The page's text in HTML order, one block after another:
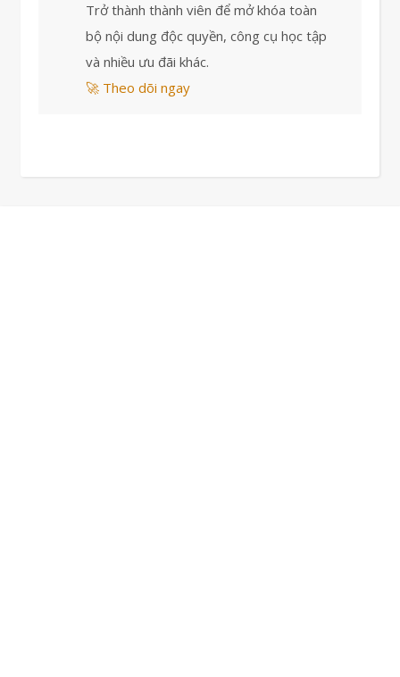
Trở thành thành viên để mở khóa toàn
bộ nội dung độc quyền, công cụ học tập
và nhiều ưu đãi khác.
🚀 Theo dõi ngay